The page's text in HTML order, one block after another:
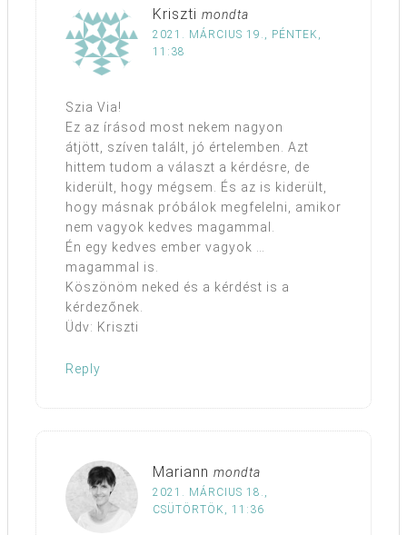
Kriszti mondta
2021. MÁRCIUS 19., PÉNTEK,
11:38
Szia Via!
Ez az írásod most nekem nagyon
átjött, szíven talált, jó értelemben. Azt
hittem tudom a választ a kérdésre, de
kiderült, hogy mégsem. És az is kiderült,
hogy másnak próbálok megfelelni, amikor
nem vagyok kedves magammal.
Én egy kedves ember vagyok …
magammal is.
Köszönöm neked és a kérdést is a
kérdezőnek.
Üdv: Kriszti
Reply
Mariann mondta
2021. MÁRCIUS 18.,
CSÜTÖRTÖK, 11:36